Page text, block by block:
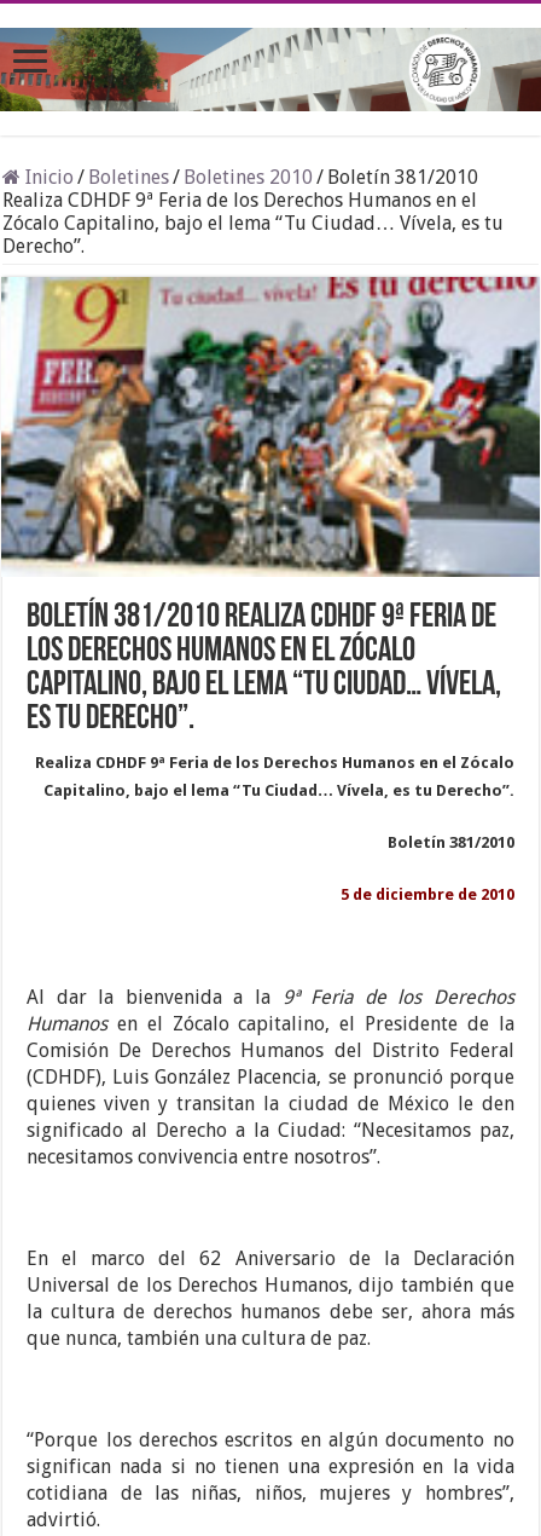
Inicio / Boletines/ Boletines 2010 / Boletín 381/2010
Realiza CDHDF 9ª Feria de los Derechos Humanos en el
Zócalo Capitalino, bajo el lema “Tu Ciudad… Vívela, es tu
Derecho”.
Boletín 381/2010 Realiza CDHDF 9ª Feria de
los Derechos Humanos en el Zócalo
Capitalino, bajo el lema “Tu Ciudad… Vívela,
es tu Derecho”.
Realiza CDHDF 9ª Feria de los Derechos Humanos en el Zócalo
Capitalino, bajo el lema “Tu Ciudad… Vívela, es tu Derecho”.
Boletín 381/2010
5 de diciembre de 2010
Al dar la bienvenida a la 9ª Feria de los Derechos
Humanosen el Zócalo capitalino, el Presidente de la
Comisión De Derechos Humanos del Distrito Federal
(CDHDF), Luis González Placencia, se pronunció porque
quienes viven y transitan la ciudad de México le den
significado al Derecho a la Ciudad: “Necesitamos paz,
necesitamos convivencia entre nosotros”.
En el marco del 62 Aniversario de la Declaración
Universal de los Derechos Humanos, dijo también que
la cultura de derechos humanos debe ser, ahora más
que nunca, también una cultura de paz.
“Porque los derechos escritos en algún documento no
significan nada si no tienen una expresión en la vida
cotidiana de las niñas, niños, mujeres y hombres”,
advirtió.